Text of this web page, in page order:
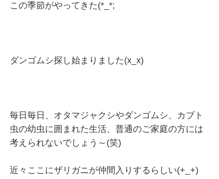
この季節がやってきた(*_*;
ダンゴムシ探し始まりました(x_x)
毎日毎日、オタマジャクシやダンゴムシ、カブト
虫の幼虫に囲まれた生活、普通のご家庭の方には
考えられないでしょう～(笑)
近々ここにザリガニが仲間入りするらしい(+_+)